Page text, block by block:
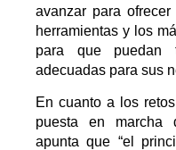
avanzar para
herramientas y los
para que puedan
adecuadas para sus
En cuanto a los
puesta en marcha
apunta que “el